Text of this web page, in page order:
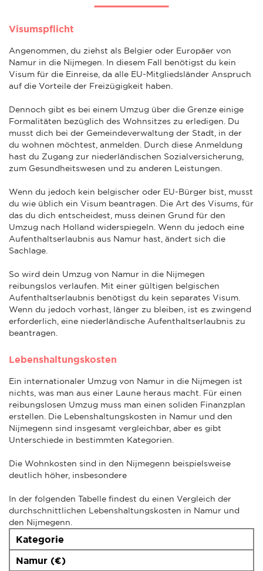
Visumspflicht
Angenommen, du ziehst als Belgier oder Europäer von
Namur in die Nijmegen. In diesem Fall benötigst du kein
Visum für die Einreise, da alle EU-Mitgliedsländer Anspruch
auf die Vorteile der Freizügigkeit haben.
Dennoch gibt es bei einem Umzug über die Grenze einige
Formalitäten bezüglich des Wohnsitzes zu erledigen. Du
musst dich bei der Gemeindeverwaltung der Stadt, in der
du wohnen möchtest, anmelden. Durch diese Anmeldung
hast du Zugang zur niederländischen Sozialversicherung,
zum Gesundheitswesen und zu anderen Leistungen.
Wenn du jedoch kein belgischer oder EU-Bürger bist, musst
du wie üblich ein Visum beantragen. Die Art des Visums, für
das du dich entscheidest, muss deinen Grund für den
Umzug nach Holland widerspiegeln. Wenn du jedoch eine
Aufenthaltserlaubnis aus Namur hast, ändert sich die
Sachlage.
So wird dein Umzug von Namur in die Nijmegen
reibungslos verlaufen. Mit einer gültigen belgischen
Aufenthaltserlaubnis benötigst du kein separates Visum.
Wenn du jedoch vorhast, länger zu bleiben, ist es zwingend
erforderlich, eine niederländische Aufenthaltserlaubnis zu
beantragen.
Lebenshaltungskosten
Ein internationaler Umzug von Namur in die Nijmegen ist
nichts, was man aus einer Laune heraus macht. Für einen
reibungslosen Umzug muss man einen soliden Finanzplan
erstellen. Die Lebenshaltungskosten in Namur und den
Nijmegenn sind insgesamt vergleichbar, aber es gibt
Unterschiede in bestimmten Kategorien.
Die Wohnkosten sind in den Nijmegenn beispielsweise
deutlich höher, insbesondere
In der folgenden Tabelle findest du einen Vergleich der
durchschnittlichen Lebenshaltungskosten in Namur und
den Nijmegenn.
Kategorie
Namur (€)